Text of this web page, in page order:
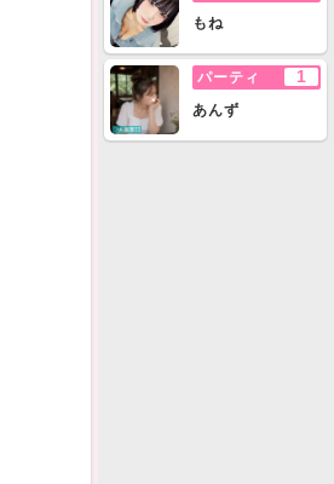
もね
パーティ 1
あんず